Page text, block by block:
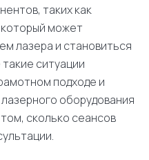
таких как
который может
лазера и становиться
ситуации
подходе и
оборудования
сколько сеансов